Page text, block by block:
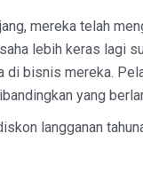
mereka telah
lebih keras lagi
bisnis mereka.
yang
langganan